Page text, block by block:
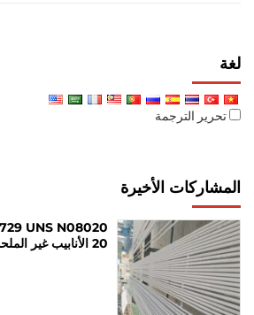
لغة
تحرير الترجمة
المشاركات الأخيرة
20 الأنابيب غير الملحومة